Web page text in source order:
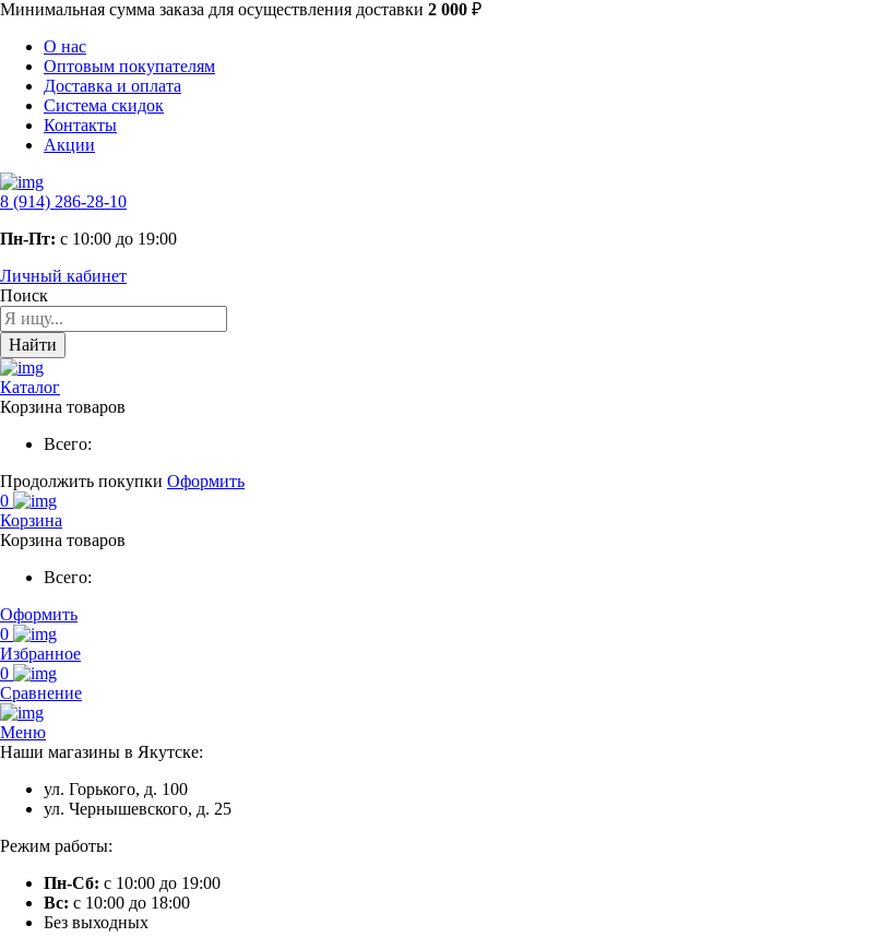
Минимальная сумма заказа для осуществления доставки 2 000 ₽
О нас
Оптовым покупателям
Доставка и оплата
Система скидок
Контакты
Акции
8 (914) 286-28-10
Пн-Пт: с 10:00 до 19:00
Личный кабинет
Поиск
Найти
Каталог
Корзина товаров
Всего:
Продолжить покупки Оформить
0
Корзина
Корзина товаров
Всего:
Оформить
0
Избранное
0
Сравнение
Меню
Наши магазины в Якутске:
ул. Горького, д. 100
ул. Чернышевского, д. 25
Режим работы:
Пн-Сб: с 10:00 до 19:00
Вс: с 10:00 до 18:00
Без выходных